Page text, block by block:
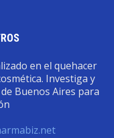
en el quehacer
Investiga y
Buenos Aires para